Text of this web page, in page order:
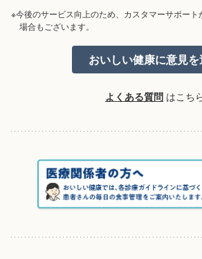
※今後のサービス向上のため、カスタマーサポート
場合もございます。
よくある質問 はこち